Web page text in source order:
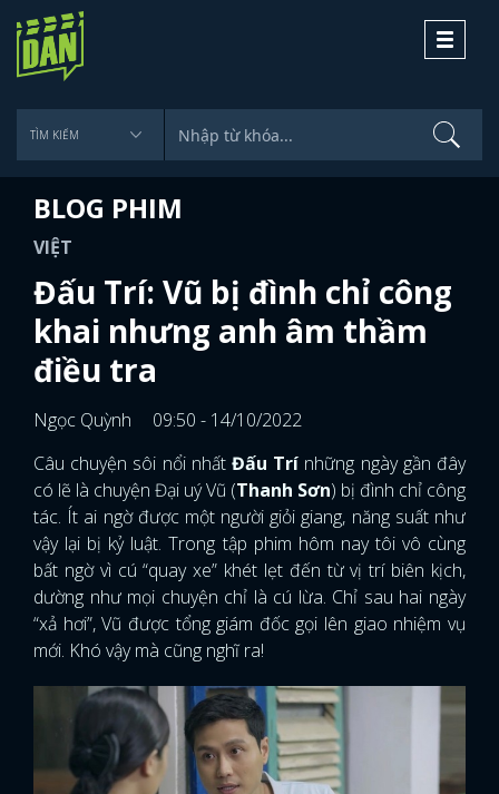
Toggle
BLOG PHIM
VIỆT
Đấu Trí: Vũ bị đình chỉ công
khai nhưng anh âm thầm
điều tra
Ngọc Quỳnh
09:50 - 14/10/2022
Câu chuyện sôi nổi nhất Đấu Trí những ngày gần đây
có lẽ là chuyện Đại uý Vũ (Thanh Sơn) bị đình chỉ công
tác. Ít ai ngờ được một người giỏi giang, năng suất như
vậy lại bị kỷ luật. Trong tập phim hôm nay tôi vô cùng
bất ngờ vì cú “quay xe” khét lẹt đến từ vị trí biên kịch,
dường như mọi chuyện chỉ là cú lừa. Chỉ sau hai ngày
“xả hơi”, Vũ được tổng giám đốc gọi lên giao nhiệm vụ
mới. Khó vậy mà cũng nghĩ ra!